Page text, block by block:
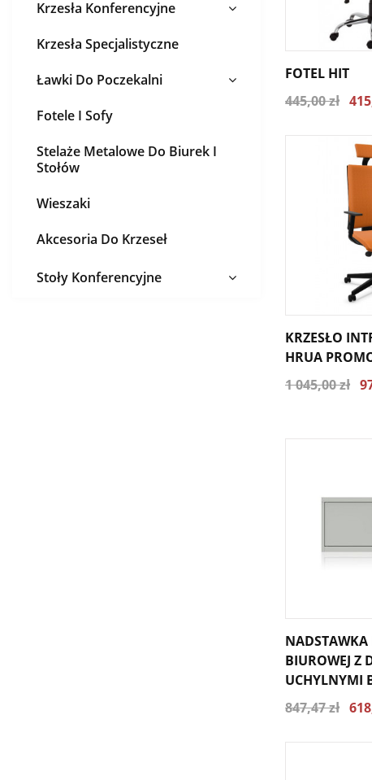
FOTEL HIT
445,00 zł
KRZESŁO
HRUA
1 045,00 zł
NADSTAWKA
BIUROWEJ Z
UCHYLNYMI
847,47 zł
Krzesła Konferencyjne
Krzesła Specjalistyczne
Ławki Do Poczekalni
Fotele I Sofy
Stelaże Metalowe Do Biurek I
Stołów
Wieszaki
Akcesoria Do Krzeseł
Stoły Konferencyjne